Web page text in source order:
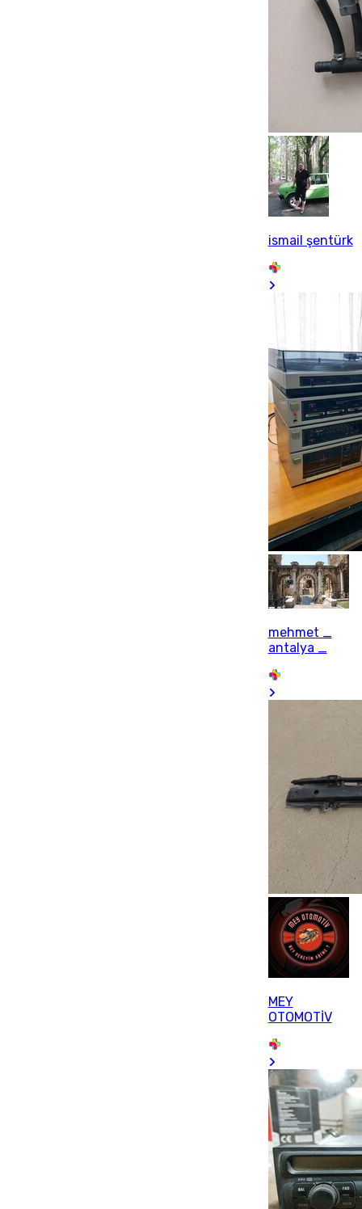
ismail şentürk
mehmet _
antalya _
MEY
OTOMOTİV